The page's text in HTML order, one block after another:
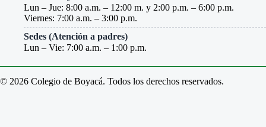
Lun – Jue: 8:00 a.m. – 12:00 m. y 2:00 p.m. – 6:00 p.m.
Viernes: 7:00 a.m. – 3:00 p.m.
Sedes (Atención a padres)
Lun – Vie: 7:00 a.m. – 1:00 p.m.
© 2026 Colegio de Boyacá. Todos los derechos reservados.